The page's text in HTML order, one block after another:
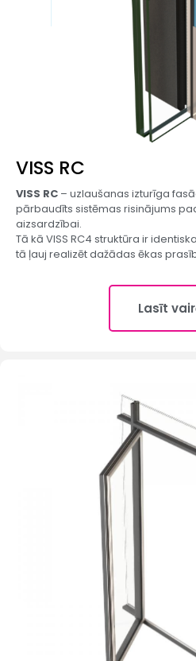
VISS RC​
VISS RC – uzlaušanas izturīga
pārbaudīts sistēmas risinājums
aizsardzībai.
Tā kā VISS RC4 struktūra ir
tā ļauj realizēt dažādas ēkas
Lasīt